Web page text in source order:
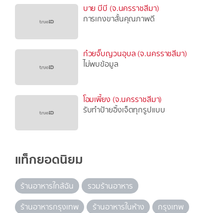
บาย บีบี (จ.นครราชสีมา)
การเกงขาสั้นคุณภาพดี
ก๋วยจั๊บญวนอุบล (จ.นครราชสีมา)
ไม่พบข้อมูล
โอมเพี้ยง (จ.นครราชสีมา)
รับทำป้ายอิ้งเจ็ตทุกรูปแบบ
แท็กยอดนิยม
ร้านอาหารใกล้ฉัน
รวมร้านอาหาร
ร้านอาหารกรุงเทพ
ร้านอาหารในห้าง
กรุงเทพ